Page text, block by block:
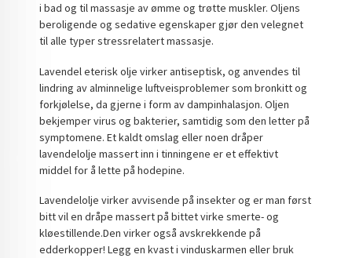
i bad og til massasje av ømme og trøtte muskler. Oljens
beroligende og sedative egenskaper gjør den velegnet
til alle typer stressrelatert massasje.
Lavendel eterisk olje virker antiseptisk, og anvendes til
lindring av alminnelige luftveisproblemer som bronkitt og
forkjølelse, da gjerne i form av dampinhalasjon. Oljen
bekjemper virus og bakterier, samtidig som den letter på
symptomene. Et kaldt omslag eller noen dråper
lavendelolje massert inn i tinningene er et effektivt
middel for å lette på hodepine.
Lavendelolje virker avvisende på insekter og er man først
bitt vil en dråpe massert på bittet virke smerte- og
kløestillende.Den virker også avskrekkende på
edderkopper! Legg en kvast i vinduskarmen eller bruk